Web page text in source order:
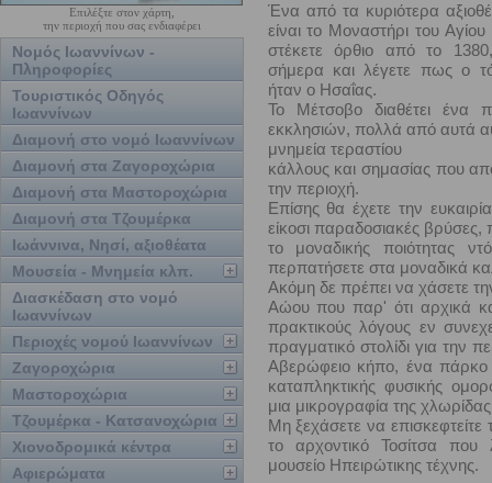
Επιλέξτε στον χάρτη,
την περιοχή που σας ενδιαφέρει
Νομός Ιωαννίνων -
Πληροφορίες
Τουριστικός Οδηγός
Ιωαννίνων
Διαμονή στο νομό Ιωαννίνων
Διαμονή στα Ζαγοροχώρια
Διαμονή στα Μαστοροχώρια
Διαμονή στα Τζουμέρκα
Ιωάννινα, Νησί, αξιοθέατα
Μουσεία - Μνημεία κλπ.
Διασκέδαση στο νομό
Ιωαννίνων
Περιοχές νομού Ιωαννίνων
Ζαγοροχώρια
Μαστοροχώρια
Τζουμέρκα - Κατσανοχώρια
Χιονοδρομικά κέντρα
Αφιερώματα
Ένα από τα κυριότερα
είναι το Μοναστήρι του
στέκετε όρθιο από το
σήμερα και λέγετε πως ο
ήταν ο Ησαΐας.
Το Μέτσοβο διαθέτει ένα
εκκλησιών, πολλά από αυτά
μνημεία τεραστίου
κάλλους και σημασίας που
την περιοχή.
Επίσης θα έχετε την
είκοσι παραδοσιακές
το μοναδικής ποιότητας
περπατήσετε στα μοναδικά
Ακόμη δε πρέπει να χάσετε
Αώου που παρ' ότι αρχικά
πρακτικούς λόγους εν
πραγματικό στολίδι για την
Αβερώφειο κήπο, ένα
καταπληκτικής φυσικής
μια μικρογραφία της
Μη ξεχάσετε να επισκεφτείτε
το αρχοντικό Τοσίτσα που
μουσείο Ηπειρώτικης τέχνης.